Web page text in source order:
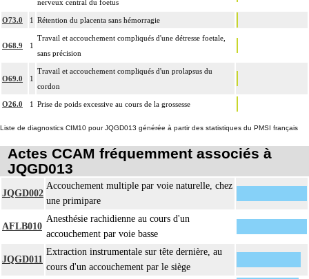
nerveux central du foetus
O73.0 1 Rétention du placenta sans hémorragie
O68.9 1
Travail et accouchement compliqués d'une détresse foetale,
sans précision
O69.0 1
Travail et accouchement compliqués d'un prolapsus du
cordon
O26.0 1 Prise de poids excessive au cours de la grossesse
Liste de diagnostics CIM10 pour JQGD013 générée à partir des statistiques du PMSI français
Actes CCAM fréquemment associés à
JQGD013
JQGD002
Accouchement multiple par voie naturelle, chez
une primipare
AFLB010
Anesthésie rachidienne au cours d'un
accouchement par voie basse
JQGD011
Extraction instrumentale sur tête dernière, au
cours d'un accouchement par le siège